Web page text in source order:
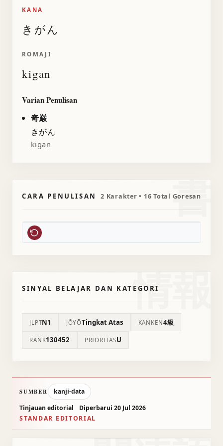
KANA
きがん
ROMAJI
kigan
Varian Penulisan
奇巌
きがん
kigan
書
CARA PENULISAN 2 Karakter • 16 Total Goresan
情報
SINYAL BELAJAR DAN KATEGORI
JLPTN1 JŌYŌTingkat Atas KANKEN4級
RANK130452 PRIORITASU
SUMBER
kanji-data
Tinjauan editorial
Diperbarui 20 Jul 2026
STANDAR EDITORIAL